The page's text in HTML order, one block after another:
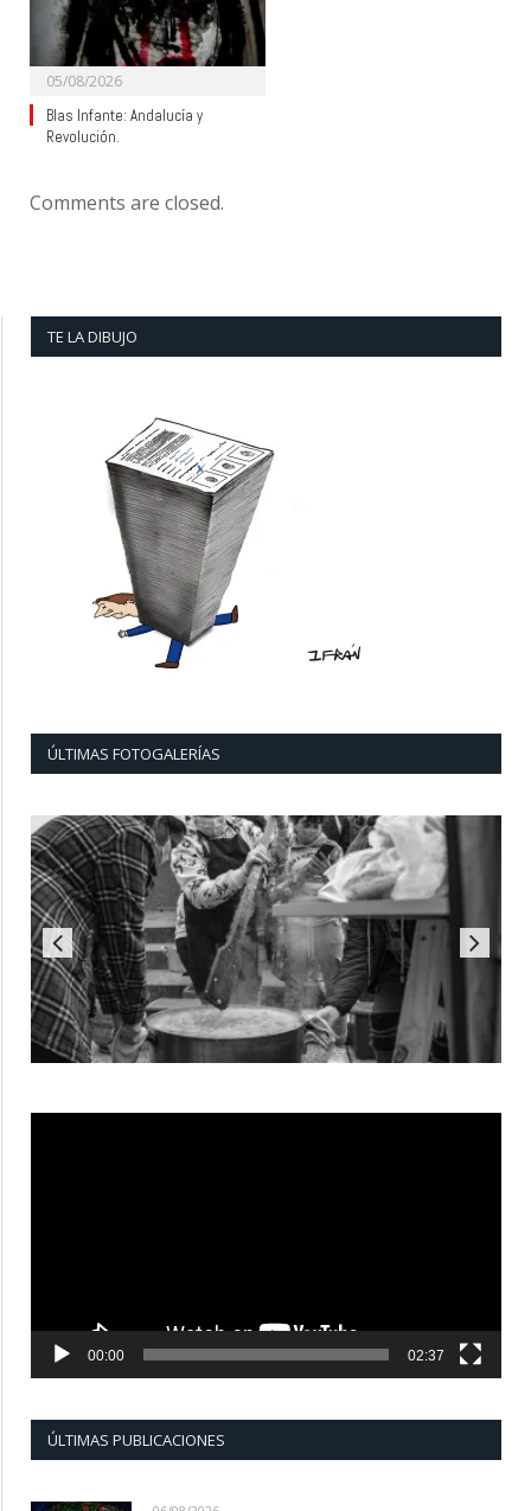
05/08/2026
Blas Infante: Andalucía y
Revolución.
Comments are closed.
TE LA DIBUJO
ÚLTIMAS FOTOGALERÍAS
00:00 02:37
ÚLTIMAS PUBLICACIONES